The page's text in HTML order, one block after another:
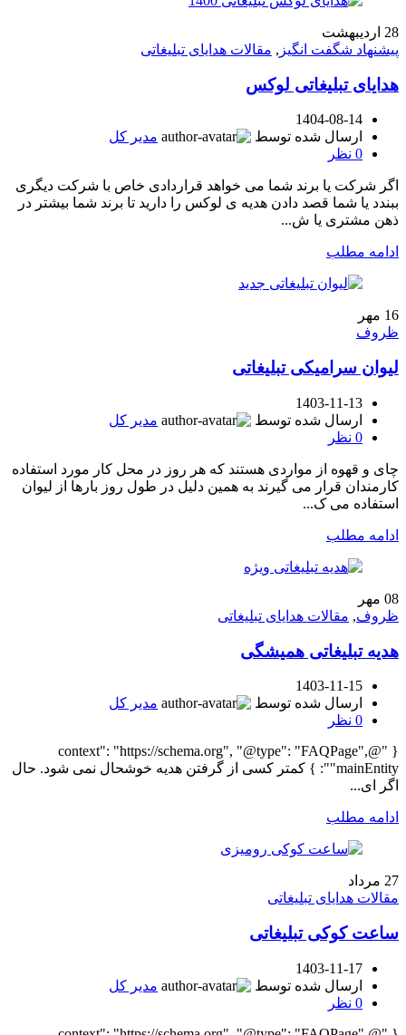
28 اردیبهشت
پیشنهاد شگفت انگیز , مقالات هدایای تبلیغاتی
هدایای تبلیغاتی لوکس
1404-08-14
ارسال شده توسط
مدیر کل
0 نظر
اگر شرکت یا برند شما می خواهد قراردادی خاص با شرکت دیگری
ببندد یا شما قصد دادن هدیه ی لوکس را دارید تا برند شما بیشتر در
ذهن مشتری یا ش...
ادامه مطلب
16 مهر
ظروف
لیوان سرامیکی تبلیغاتی
1403-11-13
ارسال شده توسط
مدیر کل
0 نظر
چای و قهوه از مواردی هستند که هر روز در محل کار مورد استفاده
کارمندان قرار می گیرند به همین دلیل در طول روز بارها از لیوان
استفاده می ک...
ادامه مطلب
08 مهر
ظروف, مقالات هدایای تبلیغاتی
هدیه تبلیغاتی همیشگی
1403-11-15
ارسال شده توسط
مدیر کل
0 نظر
{ "@context": "https://schema.org", "@type": "FAQPage",
"mainEntity": } کمتر کسی از گرفتن هدیه خوشحال نمی شود. حال
اگر ای...
ادامه مطلب
27 مرداد
مقالات هدایای تبلیغاتی
ساعت کوکی تبلیغاتی
1403-11-17
ارسال شده توسط
مدیر کل
0 نظر